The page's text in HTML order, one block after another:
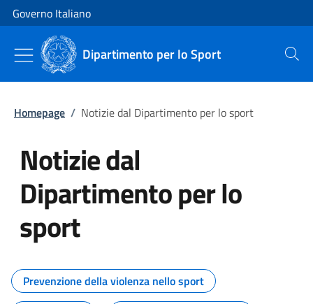
Vai al contenuto
Vai alla navigazione del sito
Governo Italiano
Dipartimento per lo Sport Cerca
Homepage / Notizie dal Dipartimento per lo sport
Notizie dal
Dipartimento per lo
sport
Tutti i contenuti della pagina
Prevenzione della violenza nello sport